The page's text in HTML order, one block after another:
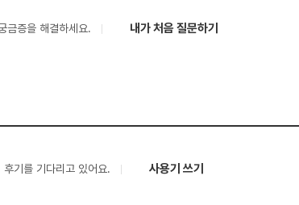
금증을 해결하세요. 내가 처음 질문하기
기를 기다리고 있어요. 사용기 쓰기